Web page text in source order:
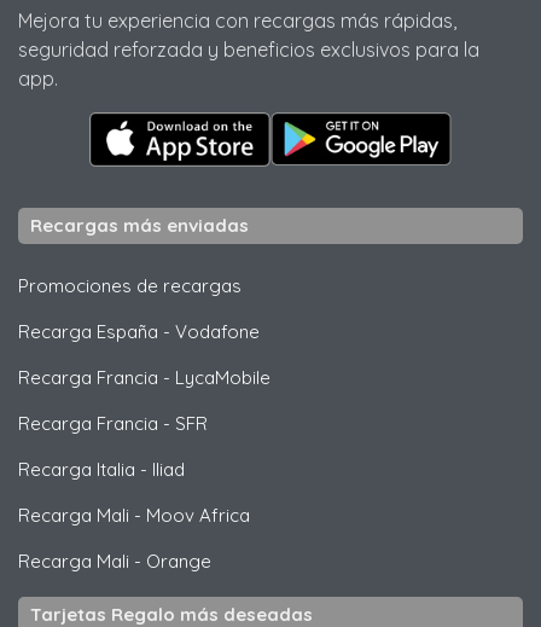
Mejora tu experiencia con recargas más rápidas,
seguridad reforzada y beneficios exclusivos para la
app.
Recargas más enviadas
Promociones de recargas
Recarga España - Vodafone
Recarga Francia - LycaMobile
Recarga Francia - SFR
Recarga Italia - Iliad
Recarga Mali - Moov Africa
Recarga Mali - Orange
Tarjetas Regalo más deseadas